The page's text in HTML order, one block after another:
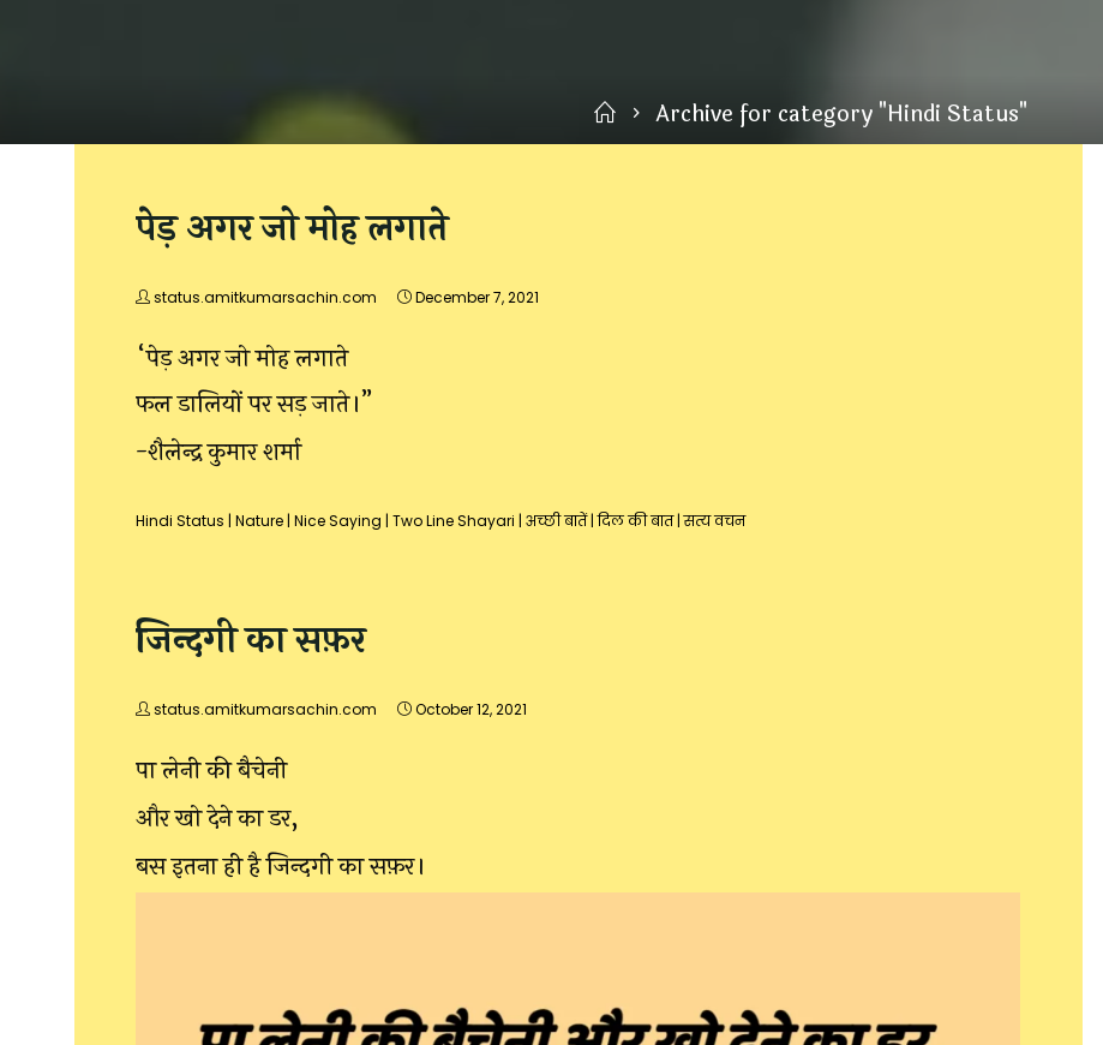
Home
Archive for category "Hindi Status"
पेड़ अगर जो मोह लगाते
status.amitkumarsachin.com December 7, 2021
“पेड़ अगर जो मोह लगाते
फल डालियों पर सड़ जाते।”
-शैलेन्द्र कुमार शर्मा
Hindi Status | Nature | Nice Saying | Two Line Shayari | अच्छी बातें | दिल की बात | सत्य वचन
जिन्दगी का सफ़र
status.amitkumarsachin.com October 12, 2021
पा लेनी की बैचेनी
और खो देने का डर,
बस इतना ही है जिन्दगी का सफ़र।